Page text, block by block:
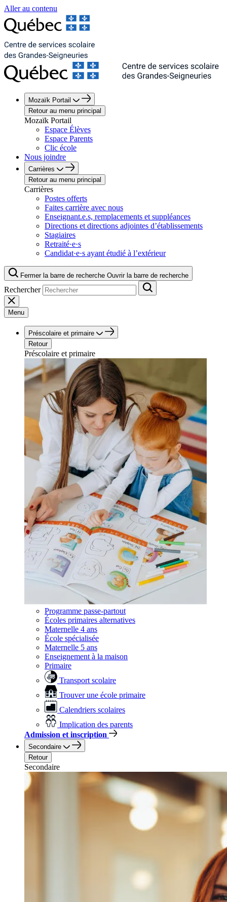
Aller au contenu
Mozaïk Portail
Retour au menu principal
Mozaïk Portail
Espace Élèves
Espace Parents
Clic école
Nous joindre
Carrières
Retour au menu principal
Carrières
Postes offerts
Faites carrière avec nous
Enseignant.e.s, remplacements et suppléances
Directions et directions adjointes d’établissements
Stagiaires
Retraité·e·s
Candidat·e·s ayant étudié à l’extérieur
Fermer la barre de recherche Ouvrir la barre de recherche
Rechercher
Menu
Préscolaire et primaire
Retour
Préscolaire et primaire
Programme passe-partout
Écoles primaires alternatives
Maternelle 4 ans
École spécialisée
Maternelle 5 ans
Enseignement à la maison
Primaire
Transport scolaire
Trouver une école primaire
Calendriers scolaires
Implication des parents
Admission et inscription
Secondaire
Retour
Secondaire